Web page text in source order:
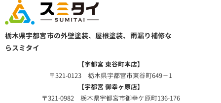
栃木県宇都宮市の外壁塗装、屋根塗装、雨漏り補修な
らスミタイ
【宇都宮 東谷町本店】
〒321-0123 栃木県宇都宮市東谷町649－1
【宇都宮 御幸ヶ原店】
〒321-0982 栃木県宇都宮市御幸ケ原町136-176